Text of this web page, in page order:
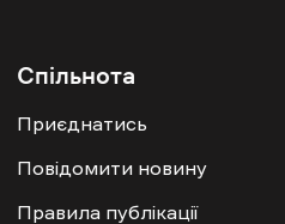
Спільнота
Приєднатись
Повідомити новину
Правила публікації